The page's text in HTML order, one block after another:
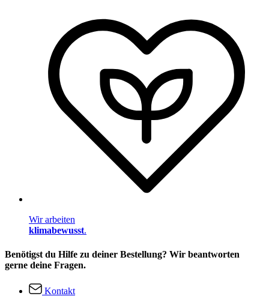
Wir arbeiten
klimabewusst.
Benötigst du Hilfe zu deiner Bestellung? Wir beantworten
gerne deine Fragen.
Kontakt